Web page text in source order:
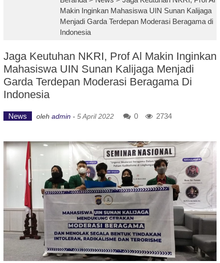
Makin Inginkan Mahasiswa UIN Sunan Kalijaga
Menjadi Garda Terdepan Moderasi Beragama di
Indonesia
Jaga Keutuhan NKRI, Prof Al Makin Inginkan
Mahasiswa UIN Sunan Kalijaga Menjadi
Garda Terdepan Moderasi Beragama Di
Indonesia
News oleh admin - 5 April 2022 0 2734